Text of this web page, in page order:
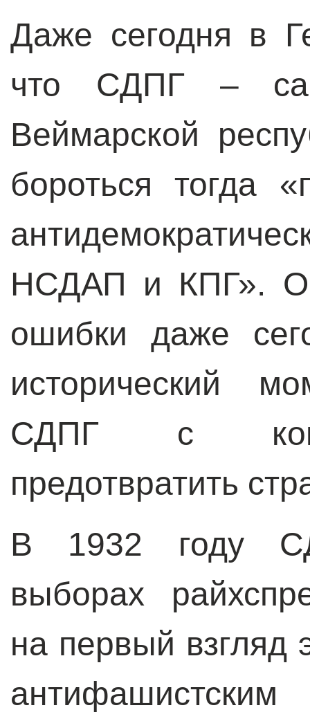
Даже сегодня в
что СДПГ –
Веймарской
бороться тогда
НСДАП и КПГ».
ошибки даже
исторический
СДПГ с
предотвратить
В 1932 году
выборах
на первый взгляд